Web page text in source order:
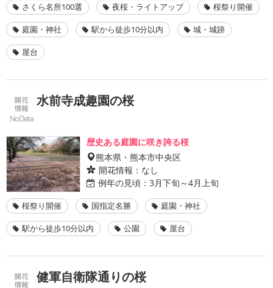
さくら名所100選 夜桜・ライトアップ 桜祭り開催
庭園・神社 駅から徒歩10分以内 城・城跡
屋台
水前寺成趣園の桜
歴史ある庭園に咲き誇る桜
熊本県・熊本市中央区
開花情報： なし
例年の見頃： 3月下旬～4月上旬
桜祭り開催 国指定名勝 庭園・神社
駅から徒歩10分以内 公園 屋台
健軍自衛隊通りの桜